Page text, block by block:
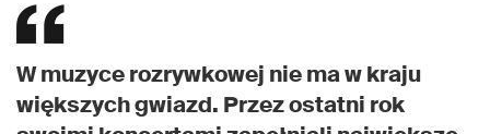
W muzyce rozrywkowej nie ma w kraju
większych gwiazd. Przez ostatni rok